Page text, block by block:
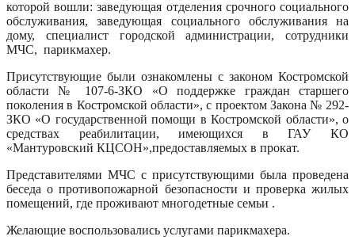
которой вошли: заведующая отделения срочного социального
обслуживания, заведующая социального обслуживания на
дому, специалист городской администрации, сотрудники
МЧС, парикмахер.
Присутствующие были ознакомлены с законом Костромской
области № 107-6-ЗКО «О поддержке граждан старшего
поколения в Костромской области», с проектом Закона № 292-
ЗКО «О государственной помощи в Костромской области», о
средствах реабилитации, имеющихся в ГАУ КО
«Мантуровский КЦСОН»,предоставляемых в прокат.
Представителями МЧС с присутствующими была проведена
беседа о противопожарной безопасности и проверка жилых
помещений, где проживают многодетные семьи .
Желающие воспользовались услугами парикмахера.